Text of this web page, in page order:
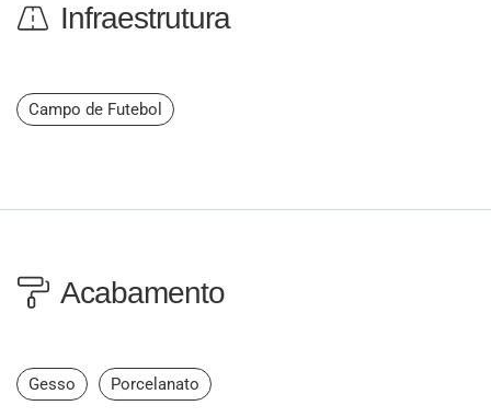
Infraestrutura
Campo de Futebol
Acabamento
Gesso Porcelanato